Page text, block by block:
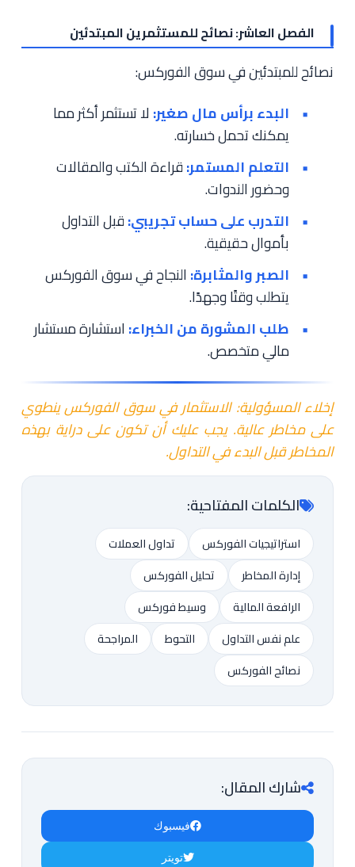
الفصل العاشر: نصائح للمستثمرين المبتدئين
نصائح للمبتدئين في سوق الفوركس:
البدء برأس مال صغير: لا تستثمر أكثر مما
يمكنك تحمل خسارته.
التعلم المستمر:قراءة الكتب والمقالات
وحضور الندوات.
التدرب على حساب تجريبي:قبل التداول
بأموال حقيقية.
الصبر والمثابرة: النجاح في سوق الفوركس
يتطلب وقتًا وجهدًا.
طلب المشورة من الخبراء: استشارة مستشار
مالي متخصص.
إخلاء المسؤولية: الاستثمار في سوق الفوركس ينطوي
على مخاطر عالية. يجب عليك أن تكون على دراية بهذه
المخاطر قبل البدء في التداول.
الكلمات المفتاحية:
استراتيجيات الفوركس
تداول العملات
إدارة المخاطر
تحليل الفوركس
الرافعة المالية
وسيط فوركس
علم نفس التداول
التحوط
المراجحة
نصائح الفوركس
شارك المقال:
فيسبوك
تويتر